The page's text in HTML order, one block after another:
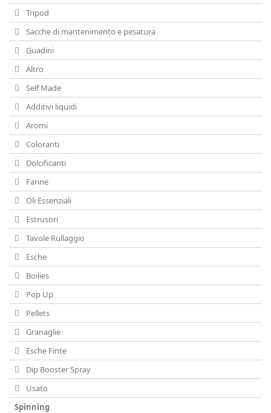
Tripod
Sacche di mantenimento e pesatura
Guadini
Altro
Self Made
Additivi liquidi
Aromi
Coloranti
Dolcificanti
Farine
Oli Essenziali
Estrusori
Tavole Rullaggio
Esche
Boilies
Pop Up
Pellets
Granaglie
Esche Finte
Dip Booster Spray
Usato
Spinning